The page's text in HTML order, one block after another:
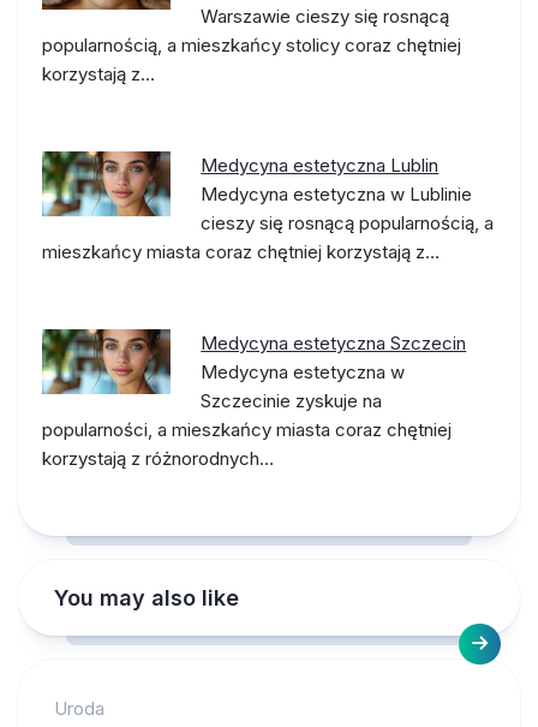
Warszawie cieszy się rosnącą
popularnością, a mieszkańcy stolicy coraz chętniej
korzystają z…
Medycyna estetyczna Lublin
Medycyna estetyczna w Lublinie
cieszy się rosnącą popularnością, a
mieszkańcy miasta coraz chętniej korzystają z…
Medycyna estetyczna Szczecin
Medycyna estetyczna w
Szczecinie zyskuje na
popularności, a mieszkańcy miasta coraz chętniej
korzystają z różnorodnych…
You may also like
Uroda